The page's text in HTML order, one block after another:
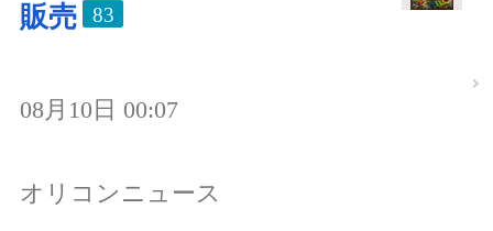
販売
83
08月10日 00:07
オリコンニュース